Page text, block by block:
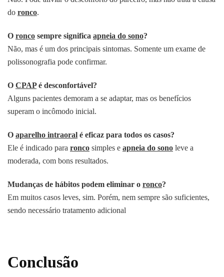
do ronco.
O ronco sempre significa apneia do sono?
Não, mas é um dos principais sintomas. Somente um exame de
polissonografia pode confirmar.
O CPAP é desconfortável?
Alguns pacientes demoram a se adaptar, mas os benefícios
superam o incômodo inicial.
O aparelho intraoral é eficaz para todos os casos?
Ele é indicado para ronco simples e apneia do sono leve a
moderada, com bons resultados.
Mudanças de hábitos podem eliminar o ronco?
Em muitos casos leves, sim. Porém, nem sempre são suficientes,
sendo necessário tratamento adicional
Conclusão